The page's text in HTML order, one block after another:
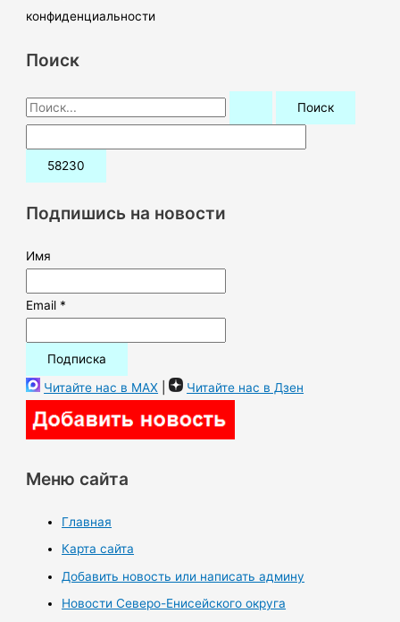
конфиденциальности
Поиск
П
о
и
:Подпишись на новости
Имя
Email *
Читайте нас в MAX | Читайте нас в Дзен
Меню сайта
Главная
Карта сайта
Добавить новость или написать админу
Новости Северо-Енисейского округа